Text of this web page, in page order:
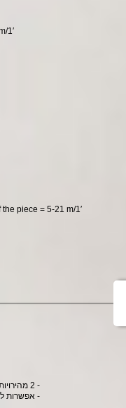
1′
piece = 5-21 m/1′
- 2 מהירויות בהולכה.
- אפשרות ל-2 רולרים